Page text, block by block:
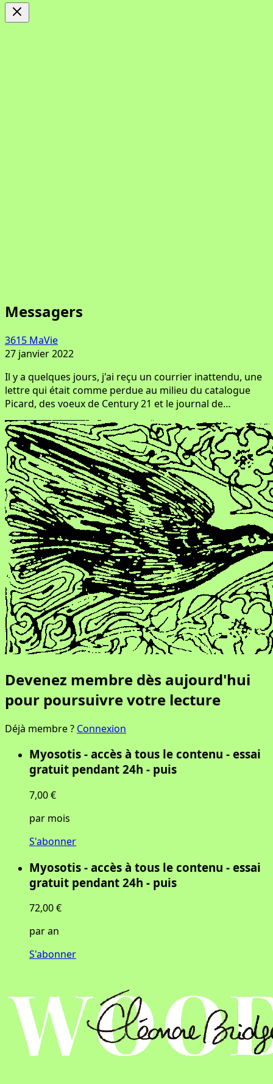
Messagers
3615 MaVie
27 janvier 2022
Il y a quelques jours, j'ai reçu un courrier inattendu, une
lettre qui était comme perdue au milieu du catalogue
Picard, des voeux de Century 21 et le journal de…
Devenez membre dès aujourd'hui
pour poursuivre votre lecture
Déjà membre ? Connexion
Myosotis - accès à tous le contenu - essai
gratuit pendant 24h - puis
7,00 €
par mois
S'abonner
Myosotis - accès à tous le contenu - essai
gratuit pendant 24h - puis
72,00 €
par an
S'abonner